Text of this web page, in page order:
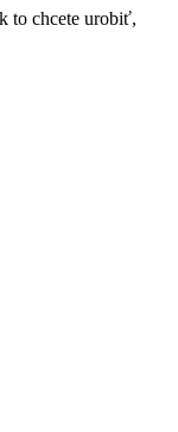
to chcete urobiť,